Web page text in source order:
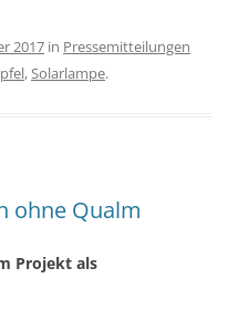
2017 in Pressemitteilungen
,Solarlampe.
ohne Qualm
Projekt als